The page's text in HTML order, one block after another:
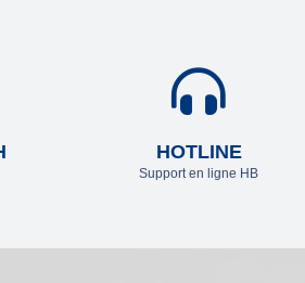
HOTLINE
Support en ligne HB